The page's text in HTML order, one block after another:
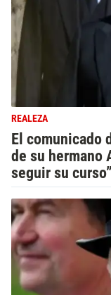
REALEZA
El comunicado
de su hermano
seguir su curso”